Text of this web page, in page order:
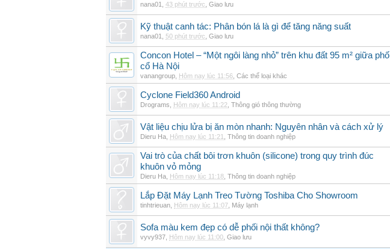
nana01 43 phút trước Giao lưu
Kỹ thuật canh tác: Phân bón lá là gì để tăng năng suất
nana01 50 phút trước Giao lưu
Concon Hotel – “Một ngôi làng nhỏ” trên khu đất 95 m² giữa phố
cổ Hà Nội
vanangroup Hôm nay lúc 11:56 Các thể loại khác
Cyclone Field360 Android
Drograms Hôm nay lúc 11:22 Thông gió thông thường
Vật liệu chịu lửa bị ăn mòn nhanh: Nguyên nhân và cách xử lý
Dieru Ha Hôm nay lúc 11:21 Thông tin doanh nghiệp
Vai trò của chất bôi trơn khuôn (silicone) trong quy trình đúc
khuôn vỏ mỏng
Dieru Ha Hôm nay lúc 11:18 Thông tin doanh nghiệp
Lắp Đặt Máy Lạnh Treo Tường Toshiba Cho Showroom
tinhtrieuan Hôm nay lúc 11:07 Máy lạnh
Sofa màu kem đẹp có dễ phối nội thất không?
vyvy937 Hôm nay lúc 11:00 Giao lưu